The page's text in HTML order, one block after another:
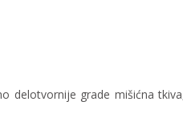
delotvornije grade mišićna